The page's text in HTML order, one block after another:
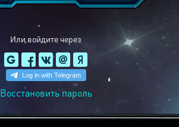
Или войдите через
Восстановить пароль